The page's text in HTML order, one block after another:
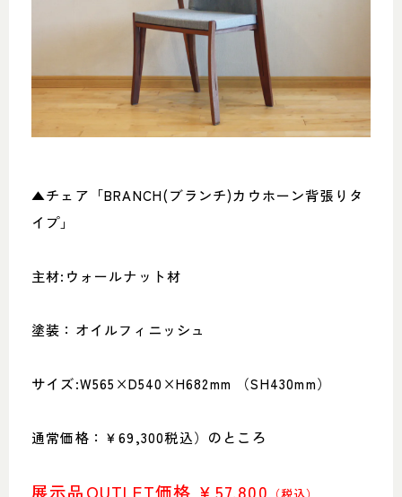
▲チェア「BRANCH(ブランチ)カウホーン背張りタ
イプ」
主材:ウォールナット材
塗装：オイルフィニッシュ
サイズ:W565×D540×H682mm （SH430mm）
通常価格：￥69,300税込）のところ
展示品OUTLET価格 ￥57,800